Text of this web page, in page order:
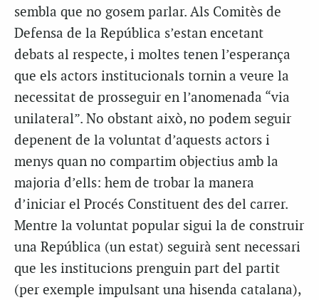
sembla que no gosem parlar. Als Comitès de
Defensa de la República s’estan encetant
debats al respecte, i moltes tenen l’esperança
que els actors institucionals tornin a veure la
necessitat de prosseguir en l’anomenada “via
unilateral”. No obstant això, no podem seguir
depenent de la voluntat d’aquests actors i
menys quan no compartim objectius amb la
majoria d’ells: hem de trobar la manera
d’iniciar el Procés Constituent des del carrer.
Mentre la voluntat popular sigui la de construir
una República (un estat) seguirà sent necessari
que les institucions prenguin part del partit
(per exemple impulsant una hisenda catalana),